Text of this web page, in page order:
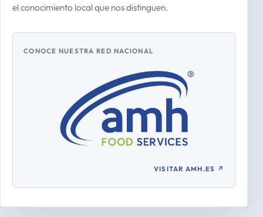
el conocimiento local que nos distinguen.
CONOCE NUESTRA RED NACIONAL
VISITAR AMH.ES ↗